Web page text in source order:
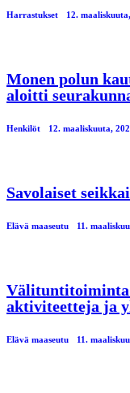
Harrastukset 12.
Monen polun
aloitti
Henkilöt 12. maaliskuuta,
Savolaiset
Elävä maaseutu 11.
aktiviteetteja ja
Elävä maaseutu 11.